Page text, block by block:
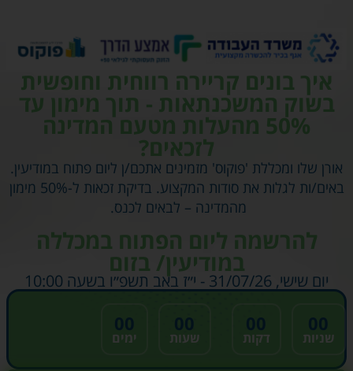
איך בונים קריירה רווחית וחופשית
בשוק המשכנתאות - תוך מימון עד
50% מהעלות מטעם המדינה
לזכאים?
אורן שלו ומכללת 'פוקוס' מזמינים אתכם/ן ליום פתוח במודיעין.
באים/ות לגלות את סודות המקצוע. בדיקת זכאות ל-50% מימון
מהמדינה – לבאים לכנס.
להרשמה ליום הפתוח במכללה
במודיעין/ בזום
יום שישי, 31/07/26 - י״ז באב תשפ״ו בשעה 10:00
ימים שעות דקות שניות